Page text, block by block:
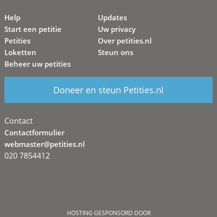
Help
Start een petitie
Petities
Loketten
Beheer uw petities
Updates
Uw privacy
Over petities.nl
Steun ons
Doneer en steun Petities.nl
Contact
Contactformulier
webmaster@petities.nl
020 7854412
HOSTING GESPONSORD DOOR